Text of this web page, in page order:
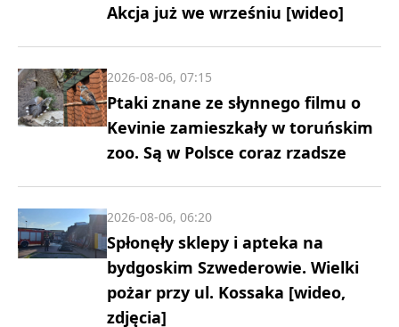
Akcja już we wrześniu [wideo]
Ptaki znane ze słynnego filmu o
Kevinie zamieszkały w toruńskim
zoo. Są w Polsce coraz rzadsze
2026-08-06, 07:15
Spłonęły sklepy i apteka na
bydgoskim Szwederowie. Wielki
pożar przy ul. Kossaka [wideo,
zdjęcia]
2026-08-06, 06:20